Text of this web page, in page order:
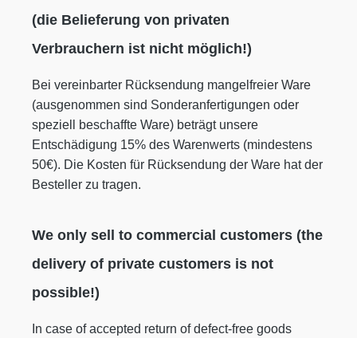
(die Belieferung von privaten
Verbrauchern ist nicht möglich!)
Bei vereinbarter Rücksendung mangelfreier Ware
(ausgenommen sind Sonderanfertigungen oder
speziell beschaffte Ware) beträgt unsere
Entschädigung 15% des Warenwerts (mindestens
50€). Die Kosten für Rücksendung der Ware hat der
Besteller zu tragen.
We only sell to commercial customers (the
delivery of private customers is not
possible!)
In case of accepted return of defect-free goods